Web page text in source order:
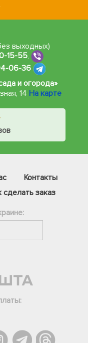
выходных)
15-55,
06-36
и огорода»
14 На карте
Контакты
сделать заказ
Телеграм
Вайбер